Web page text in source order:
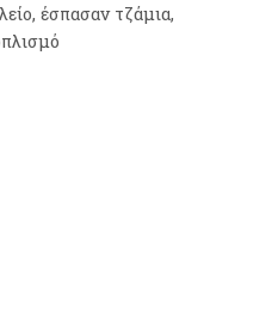
έσπασαν τζάμια,